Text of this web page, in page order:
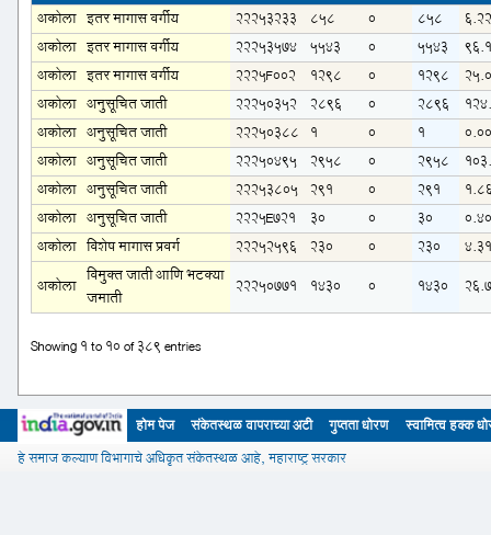
अकोला इतर मागास वर्गीय 22253233 858 0 858
अकोला इतर मागास वर्गीय 22253574 5543 0 5543
अकोला इतर मागास वर्गीय 2225F002 1298 0 1298
अकोला अनुसूचित जाती 22250352 2896 0 2896
अकोला अनुसूचित जाती 22250388 1 0 1
अकोला अनुसूचित जाती 22250495 2958 0 2958
अकोला अनुसूचित जाती 22253805 291 0 291
अकोला अनुसूचित जाती 2225E721 30 0 30
अकोला विशेष मागास प्रवर्ग 22252596 230 0 230
अकोला विमुक्त जाती आणि भटक्या
जमाती
22250771 1430 0 1430
Showing 1 to 10 of 389 entries
होम पेज संकेतस्थळ वापराच्या अटी गुप्तता धोरण
स्वामित्व हक्क
हे समाज कल्याण विभागाचे अधिकृत संकेतस्थळ आहे, महाराष्ट्र सरकार